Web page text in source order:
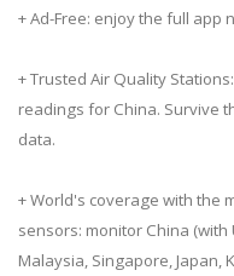
+ Ad-Free: enjoy the full app
+ Trusted Air Quality
readings for China. Survive
data.
+ World's coverage with the
sensors: monitor China (with
Malaysia, Singapore, Japan,